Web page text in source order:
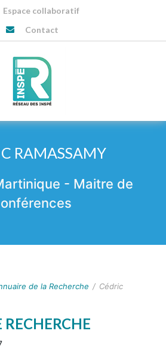
Espace collaboratif
Contact
RAMASSAMY
- Maitre de
de la Recherche / Cédric